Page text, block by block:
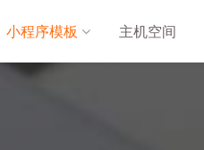
小程序模板 主机空间